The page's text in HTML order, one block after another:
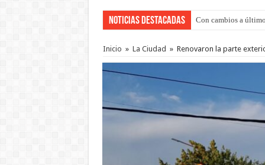
Noticias Destacadas Con cambios a
Del viernes 7 al
Inicio » La Ciudad » Renovaron la parte